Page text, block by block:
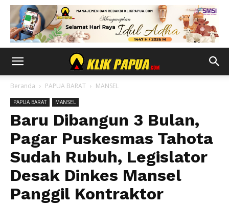
Beranda PAPUA BARAT MANSEL
PAPUA BARAT MANSEL
Baru Dibangun 3 Bulan,
Pagar Puskesmas Tahota
Sudah Rubuh, Legislator
Desak Dinkes Mansel
Panggil Kontraktor